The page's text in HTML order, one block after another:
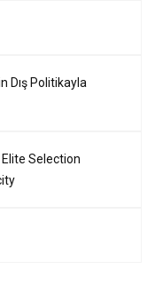
Dış Politikayla
Selection